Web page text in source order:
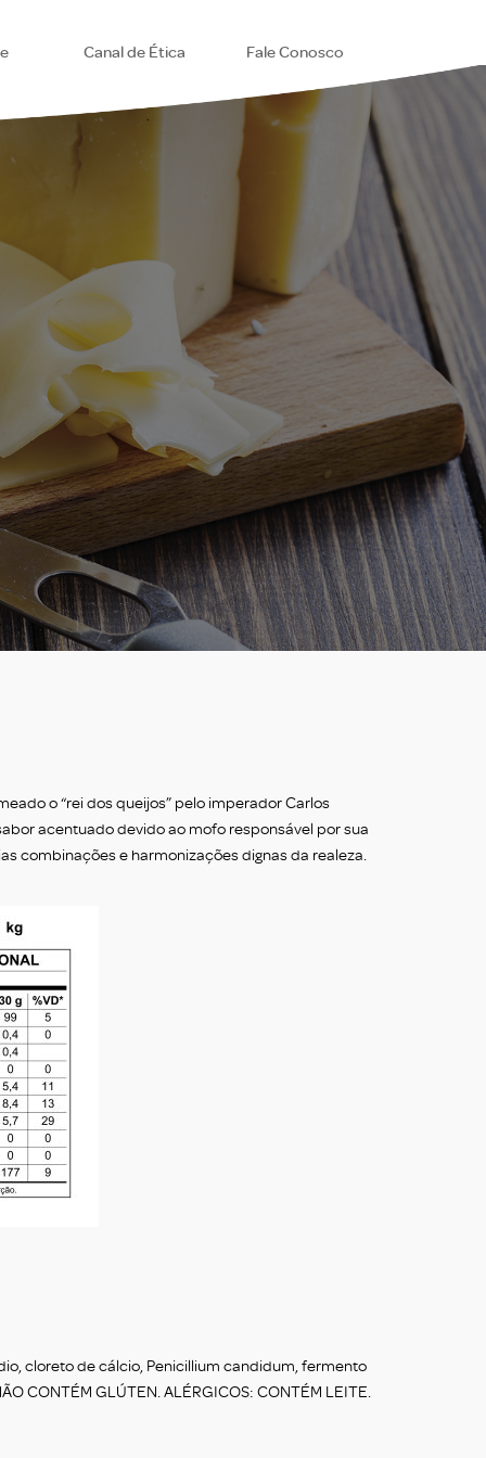
Canal de Ética Fale Conosco
o “rei dos queijos” pelo imperador Carlos
acentuado devido ao mofo responsável por sua
combinações e harmonizações dignas da realeza.
cloreto de cálcio, Penicillium candidum, fermento
CONTÉM GLÚTEN. ALÉRGICOS: CONTÉM LEITE.